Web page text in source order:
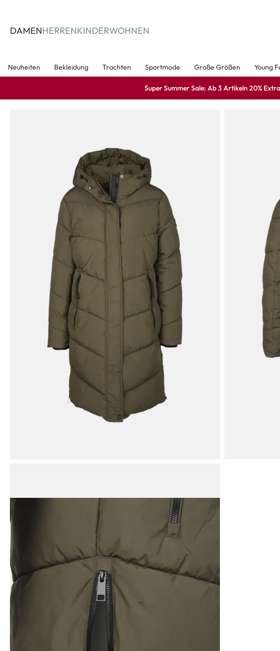
DAMENHERRENKINDERWOHNEN
Neuheiten Bekleidung Trachten Sportmode Große Größen Young
Super Summer Sale: Ab 3 Artikeln 20%